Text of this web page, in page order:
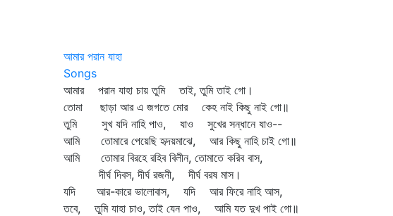
আমার পরান যাহা
Songs
আমার পরান যাহা চায় তুমি তাই, তুমি তাই গো।
তোমা ছাড়া আর এ জগতে মোর কেহ নাই কিছু নাই গো॥
তুমি সুখ যদি নাহি পাও, যাও সুখের সন্ধানে যাও--
আমি তোমারে পেয়েছি হৃদয়মাঝে, আর কিছু নাহি চাই গো॥
আমি তোমার বিরহে রহিব বিলীন, তোমাতে করিব বাস,
দীর্ঘ দিবস, দীর্ঘ রজনী, দীর্ঘ বরষ মাস।
যদি আর-কারে ভালোবাস, যদি আর ফিরে নাহি আস,
তবে, তুমি যাহা চাও, তাই যেন পাও, আমি যত দুখ পাই গো॥